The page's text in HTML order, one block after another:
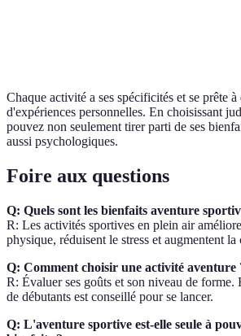
Chaque activité a ses spécificités et se prête
d'expériences personnelles. En choisissant
pouvez non seulement tirer parti de ses
aussi psychologiques.
Foire aux questions
Q: Quels sont les bienfaits aventure
R: Les activités sportives en plein air
physique, réduisent le stress et augmentent
Q: Comment choisir une activité aventure
R: Évaluer ses goûts et son niveau de forme.
de débutants est conseillé pour se lancer.
Q: L'aventure sportive est-elle seule à